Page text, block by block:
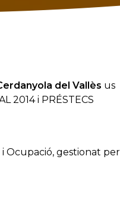
del Vallès us
2014 i PRÉSTECS
Ocupació, gestionat